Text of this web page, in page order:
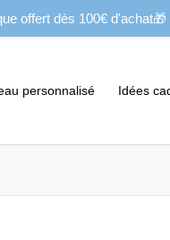
personnalisé Idées
offert dès 100€